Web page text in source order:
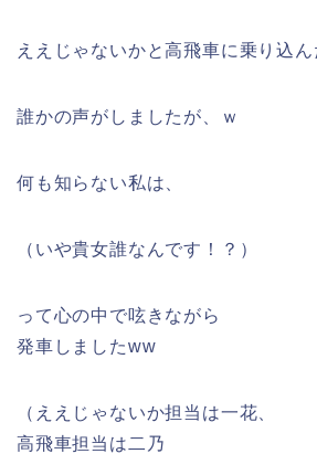
ええじゃないかと高飛車に乗り込ん
誰かの声がしましたが、ｗ
何も知らない私は、
（いや貴女誰なんです！？）
って心の中で呟きながら
発車しましたww
（ええじゃないか担当は一花、
高飛車担当は二乃